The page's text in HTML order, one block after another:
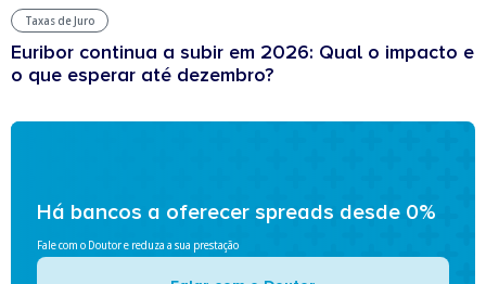
Taxas de Juro
Euribor continua a subir em 2026: Qual o impacto e
o que esperar até dezembro?
Há bancos a oferecer spreads desde 0%
Fale com o Doutor e reduza a sua prestação